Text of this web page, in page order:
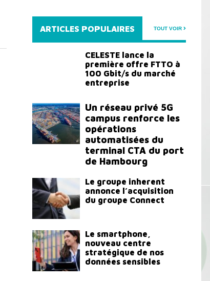
ARTICLES POPULAIRES TOUT VOIR
CELESTE lance la
première offre FTTO à
100 Gbit/s du marché
entreprise
Un réseau privé 5G
campus renforce les
opérations
automatisées du
terminal CTA du port
de Hambourg
Le groupe inherent
annonce l’acquisition
du groupe Connect
Le smartphone,
nouveau centre
stratégique de nos
données sensibles